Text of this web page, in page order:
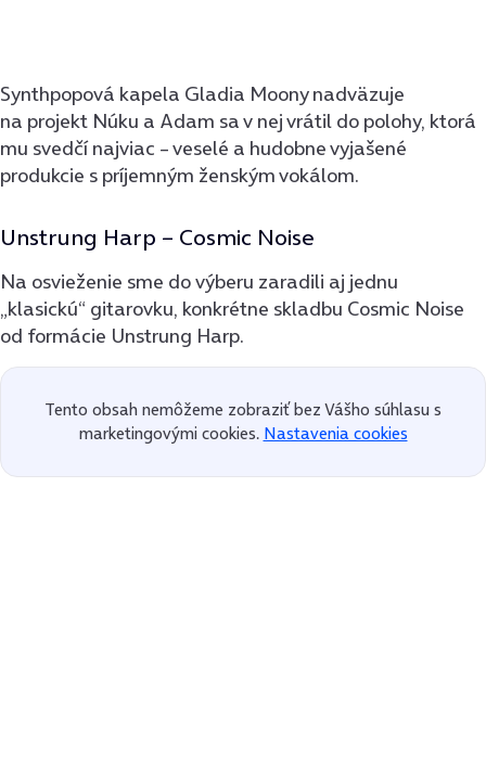
Synthpopová kapela Gladia Moony nadväzuje
na projekt Núku a Adam sa v nej vrátil do polohy, ktorá
mu svedčí najviac – veselé a hudobne vyjašené
produkcie s príjemným ženským vokálom.
Unstrung Harp – Cosmic Noise
Na osvieženie sme do výberu zaradili aj jednu
„klasickú“ gitarovku, konkrétne skladbu Cosmic Noise
od formácie Unstrung Harp.
Tento obsah nemôžeme zobraziť bez Vášho súhlasu s
marketingovými cookies. Nastavenia cookies